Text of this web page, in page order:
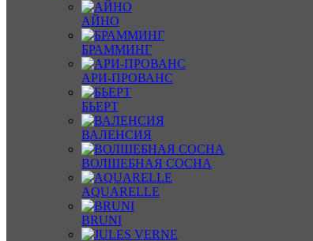
АЙНО
БРАММИНГ
АРИ-ПРОВАНС
БЬЕРТ
ВАЛЕНСИЯ
ВОЛШЕБНАЯ СОСНА
AQUARELLE
BRUNI